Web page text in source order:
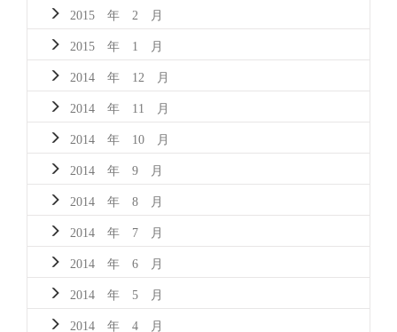
2015 年 2 月
2015 年 1 月
2014 年 12 月
2014 年 11 月
2014 年 10 月
2014 年 9 月
2014 年 8 月
2014 年 7 月
2014 年 6 月
2014 年 5 月
2014 年 4 月